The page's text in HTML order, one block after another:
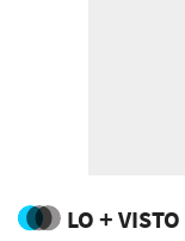
LO + VISTO